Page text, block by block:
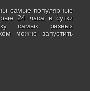
самые популярные
24 часа в сутки
самых разных
можно запустить